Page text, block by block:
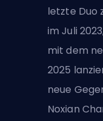
letzte Duo
im Juli
mit dem
2025
neue
Noxian